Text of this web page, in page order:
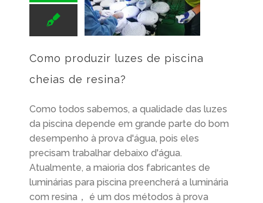
Como produzir luzes de piscina
cheias de resina?
Como todos sabemos, a qualidade das luzes
da piscina depende em grande parte do bom
desempenho à prova d'água, pois eles
precisam trabalhar debaixo d'água.
Atualmente, a maioria dos fabricantes de
luminárias para piscina preencherá a luminária
com resina， é um dos métodos à prova